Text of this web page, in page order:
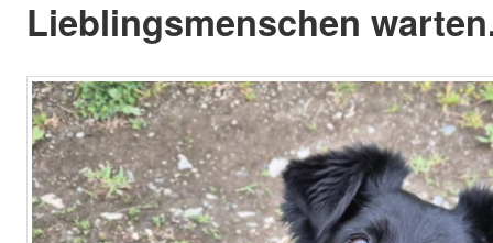
Lieblingsmenschen